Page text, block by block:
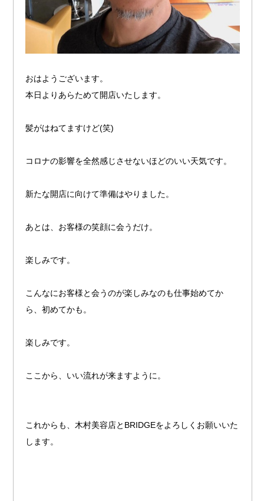
おはようございます。
本日よりあらためて開店いたします。
髪がはねてますけど(笑)
コロナの影響を全然感じさせないほどのいい天気です。
新たな開店に向けて準備はやりました。
あとは、お客様の笑顔に会うだけ。
楽しみです。
こんなにお客様と会うのが楽しみなのも仕事始めてか
ら、初めてかも。
楽しみです。
ここから、いい流れが来ますように。
これからも、木村美容店とBRIDGEをよろしくお願いいた
します。